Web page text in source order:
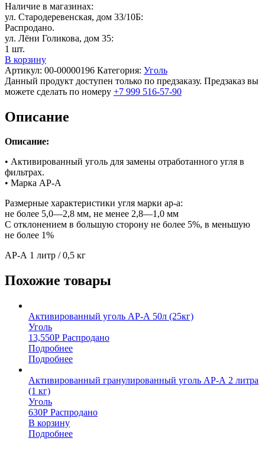
Наличие в магазинах:
ул. Стародеревенская, дом 33/10Б:
Распродано.
ул. Лёни Голикова, дом 35:
1 шт.
В корзину
Артикул: 00-00000196 Категория: Уголь
Данный продукт доступен только по предзаказу. Предзаказ вы
можете сделать по номеру +7 999 516-57-90
Описание
Описание:
• Активированный уголь для замены отработанного угля в
фильтрах.
• Марка АР-А
Размерные характеристики угля марки ар-а:
не более 5,0—2,8 мм, не менее 2,8—1,0 мм
С отклонением в большую сторону не более 5%, в меньшую
не более 1%
АР-А 1 литр / 0,5 кг
Похожие товары
Активированный уголь АР-А 50л (25кг)
Уголь
13,550Р Распродано
Подробнее
Подробнее
Активированный гранулированный уголь АР-А 2 литра
(1 кг)
Уголь
630Р Распродано
В корзину
Подробнее